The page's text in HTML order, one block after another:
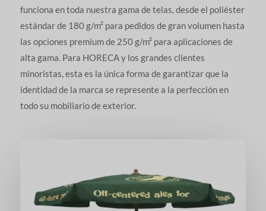
funciona en toda nuestra gama de telas, desde el poliéster
estándar de 180 g/m² para pedidos de gran volumen hasta
las opciones premium de 250 g/m² para aplicaciones de
alta gama. Para HORECA y los grandes clientes
minoristas, esta es la única forma de garantizar que la
identidad de la marca se represente a la perfección en
todo su mobiliario de exterior.